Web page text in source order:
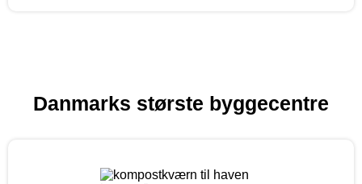
Danmarks største byggecentre